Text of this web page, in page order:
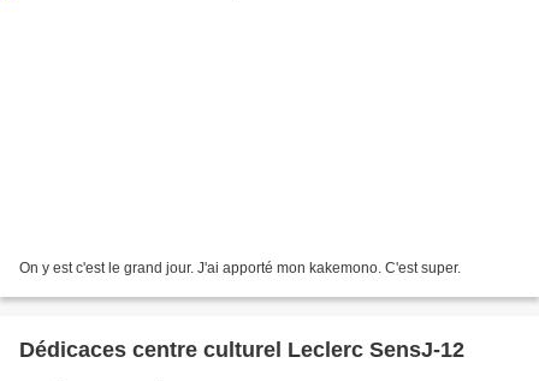
On y est c'est le grand jour. J'ai apporté mon kakemono. C'est super.
Dédicaces centre culturel Leclerc SensJ-12